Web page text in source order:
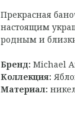
Прекрасная
настоящим
родным и
Бренд: Michael
Коллекция:
Материал: